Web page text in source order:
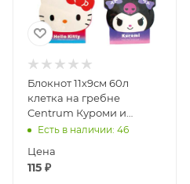
Блокнот 11х9см 60л
клетка на гребне
Centrum Куроми и
друзья 77032
Есть в наличии: 46
Цена
115 ₽